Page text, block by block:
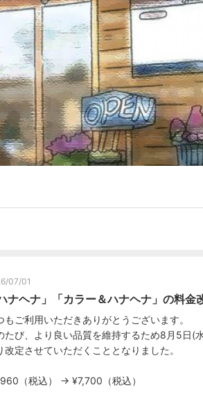
07/01
ハナヘナ」「カラー＆ハナヘナ」の料金
もご利用いただきありがとうございます。
たび、より良い品質を維持するため8月5日(
改定させていただくこととなりました。
（税込） → ¥7,700（税込）